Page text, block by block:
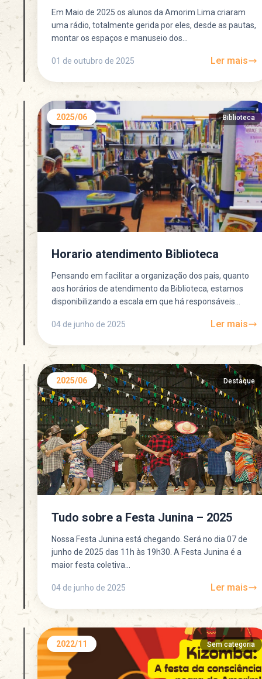
Em Maio de 2025 os alunos da Amorim Lima criaram
uma rádio, totalmente gerida por eles, desde as pautas,
montar os espaços e manuseio dos...
01 de outubro de 2025 Ler mais
2025/06 Biblioteca
Horario atendimento Biblioteca
Pensando em facilitar a organização dos pais, quanto
aos horários de atendimento da Biblioteca, estamos
disponibilizando a escala em que há responsáveis
04 de junho de 2025
Ler mais
2025/06 Destaque
Tudo sobre a Festa Junina – 2025
Nossa Festa Junina está chegando. Será no dia 07 de
junho de 2025 das 11h às 19h30. A Festa Junina é a
maior festa coletiva...
04 de junho de 2025 Ler mais
2022/11 Sem categoria